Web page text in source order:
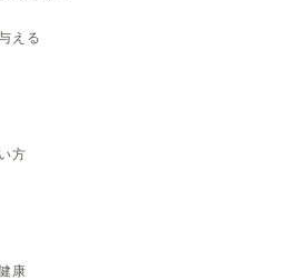
える
方
康